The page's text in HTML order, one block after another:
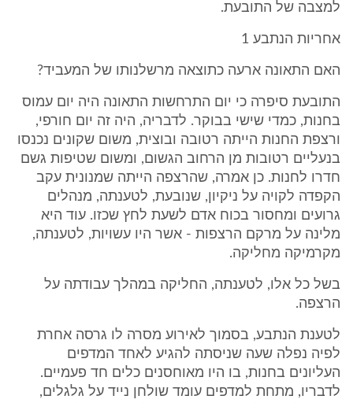
למצבה של התובעת.
אחריות הנתבע 1
האם התאונה ארעה כתוצאה מרשלנותו של המעביד?
התובעת סיפרה כי יום התרחשות התאונה היה יום עמוס
בחנות, כמדי שישי בבוקר. לדבריה, היה זה יום חורפי,
ורצפת החנות הייתה רטובה ובוצית, משום שקונים נכנסו
בנעליים רטובות מן הרחוב הגשום, ומשום שטיפות גשם
חדרו לחנות. כן אמרה, שהרצפה הייתה שמנונית עקב
הקפדה לקויה על ניקיון, שנובעת, לטענתה, מנהלים
גרועים ומחסור בכוח אדם לשעת לחץ שכזו. עוד היא
מלינה על מרקם הרצפות - אשר היו עשויות, לטענתה,
מקרמיקה מחליקה.
בשל כל אלו, לטענתה, החליקה במהלך עבודתה על
הרצפה.
לטענת הנתבע, בסמוך לאירוע מסרה לו גרסה אחרת
לפיה נפלה שעה שניסתה להגיע לאחד המדפים
העליונים בחנות, בו היו מאוחסנים כלים חד פעמיים.
לדבריו, מתחת למדפים עומד שולחן נייד על גלגלים,